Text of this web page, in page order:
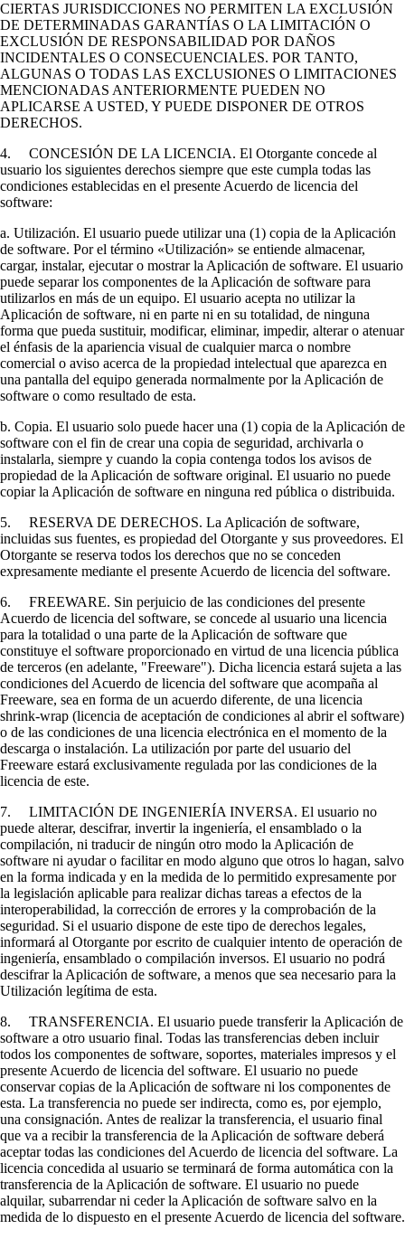
CIERTAS JURISDICCIONES NO PERMITEN LA EXCLUSIÓN
DE DETERMINADAS GARANTÍAS O LA LIMITACIÓN O
EXCLUSIÓN DE RESPONSABILIDAD POR DAÑOS
INCIDENTALES O CONSECUENCIALES. POR TANTO,
ALGUNAS O TODAS LAS EXCLUSIONES O LIMITACIONES
MENCIONADAS ANTERIORMENTE PUEDEN NO
APLICARSE A USTED, Y PUEDE DISPONER DE OTROS
DERECHOS.
4. CONCESIÓN DE LA LICENCIA. El Otorgante concede al
usuario los siguientes derechos siempre que este cumpla todas las
condiciones establecidas en el presente Acuerdo de licencia del
software:
a. Utilización. El usuario puede utilizar una (1) copia de la Aplicación
de software. Por el término «Utilización» se entiende almacenar,
cargar, instalar, ejecutar o mostrar la Aplicación de software. El usuario
puede separar los componentes de la Aplicación de software para
utilizarlos en más de un equipo. El usuario acepta no utilizar la
Aplicación de software, ni en parte ni en su totalidad, de ninguna
forma que pueda sustituir, modificar, eliminar, impedir, alterar o atenuar
el énfasis de la apariencia visual de cualquier marca o nombre
comercial o aviso acerca de la propiedad intelectual que aparezca en
una pantalla del equipo generada normalmente por la Aplicación de
software o como resultado de esta.
b. Copia. El usuario solo puede hacer una (1) copia de la Aplicación de
software con el fin de crear una copia de seguridad, archivarla o
instalarla, siempre y cuando la copia contenga todos los avisos de
propiedad de la Aplicación de software original. El usuario no puede
copiar la Aplicación de software en ninguna red pública o distribuida.
5. RESERVA DE DERECHOS. La Aplicación de software,
incluidas sus fuentes, es propiedad del Otorgante y sus proveedores. El
Otorgante se reserva todos los derechos que no se conceden
expresamente mediante el presente Acuerdo de licencia del software.
6. FREEWARE. Sin perjuicio de las condiciones del presente
Acuerdo de licencia del software, se concede al usuario una licencia
para la totalidad o una parte de la Aplicación de software que
constituye el software proporcionado en virtud de una licencia pública
de terceros (en adelante, "Freeware"). Dicha licencia estará sujeta a las
condiciones del Acuerdo de licencia del software que acompaña al
Freeware, sea en forma de un acuerdo diferente, de una licencia
shrink-wrap (licencia de aceptación de condiciones al abrir el software)
o de las condiciones de una licencia electrónica en el momento de la
descarga o instalación. La utilización por parte del usuario del
Freeware estará exclusivamente regulada por las condiciones de la
licencia de este.
7. LIMITACIÓN DE INGENIERÍA INVERSA. El usuario no
puede alterar, descifrar, invertir la ingeniería, el ensamblado o la
compilación, ni traducir de ningún otro modo la Aplicación de
software ni ayudar o facilitar en modo alguno que otros lo hagan, salvo
en la forma indicada y en la medida de lo permitido expresamente por
la legislación aplicable para realizar dichas tareas a efectos de la
interoperabilidad, la corrección de errores y la comprobación de la
seguridad. Si el usuario dispone de este tipo de derechos legales,
informará al Otorgante por escrito de cualquier intento de operación de
ingeniería, ensamblado o compilación inversos. El usuario no podrá
descifrar la Aplicación de software, a menos que sea necesario para la
Utilización legítima de esta.
8. TRANSFERENCIA. El usuario puede transferir la Aplicación de
software a otro usuario final. Todas las transferencias deben incluir
todos los componentes de software, soportes, materiales impresos y el
presente Acuerdo de licencia del software. El usuario no puede
conservar copias de la Aplicación de software ni los componentes de
esta. La transferencia no puede ser indirecta, como es, por ejemplo,
una consignación. Antes de realizar la transferencia, el usuario final
que va a recibir la transferencia de la Aplicación de software deberá
aceptar todas las condiciones del Acuerdo de licencia del software. La
licencia concedida al usuario se terminará de forma automática con la
transferencia de la Aplicación de software. El usuario no puede
alquilar, subarrendar ni ceder la Aplicación de software salvo en la
medida de lo dispuesto en el presente Acuerdo de licencia del software.